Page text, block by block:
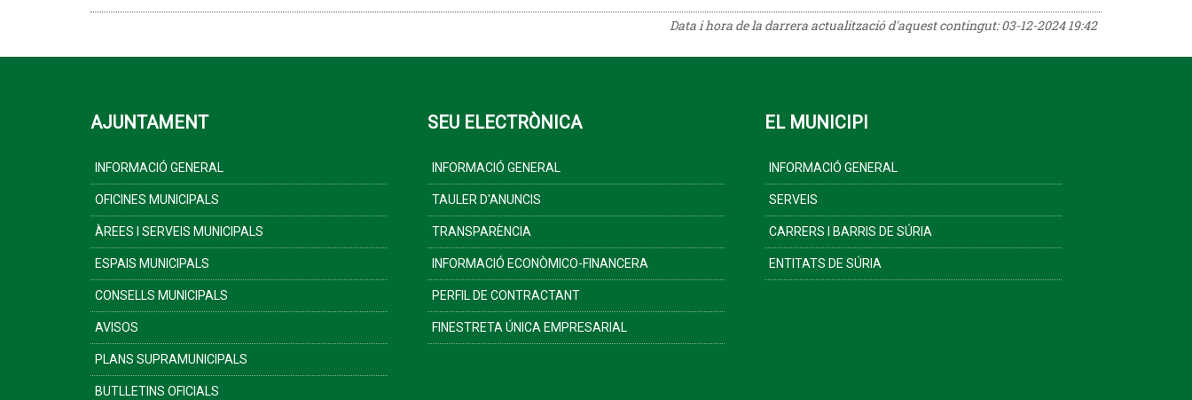
Data i hora de la darrera actualització d'aquest contingut:03-12-2024 19:42
AJUNTAMENT
INFORMACIÓ GENERAL
OFICINES MUNICIPALS
ÀREES I SERVEIS MUNICIPALS
ESPAIS MUNICIPALS
CONSELLS MUNICIPALS
AVISOS
PLANS SUPRAMUNICIPALS
BUTLLETINS OFICIALS
SEU ELECTRÒNICA
INFORMACIÓ GENERAL
TAULER D'ANUNCIS
TRANSPARÈNCIA
INFORMACIÓ ECONÒMICO-FINANCERA
PERFIL DE CONTRACTANT
FINESTRETA ÚNICA EMPRESARIAL
EL MUNICIPI
INFORMACIÓ GENERAL
SERVEIS
CARRERS I BARRIS DE SÚRIA
ENTITATS DE SÚRIA